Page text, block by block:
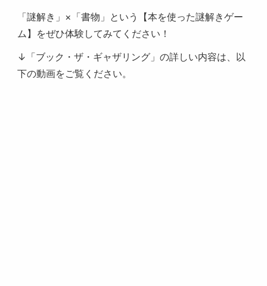
「謎解き」×「書物」という【本を使った謎解きゲー
ム】をぜひ体験してみてください！
↓「ブック・ザ・ギャザリング」の詳しい内容は、以
下の動画をご覧ください。